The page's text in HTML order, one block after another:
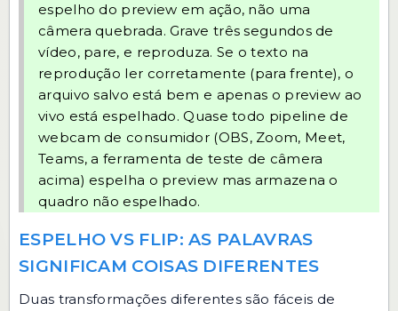
espelho do preview em ação, não uma
câmera quebrada. Grave três segundos de
vídeo, pare, e reproduza. Se o texto na
reprodução ler corretamente (para frente), o
arquivo salvo está bem e apenas o preview ao
vivo está espelhado. Quase todo pipeline de
webcam de consumidor (OBS, Zoom, Meet,
Teams, a ferramenta de teste de câmera
acima) espelha o preview mas armazena o
quadro não espelhado.
ESPELHO VS FLIP: AS PALAVRAS
SIGNIFICAM COISAS DIFERENTES
Duas transformações diferentes são fáceis de